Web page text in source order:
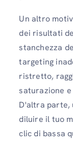
Un altro
dei risultati
stanchezza
targeting
ristretto,
saturazione
D'altra parte,
diluire il tuo
clic di bassa